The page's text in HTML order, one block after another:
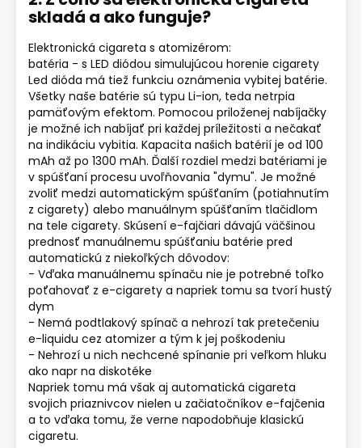
skladá a ako funguje?
Elektronická cigareta s atomizérom:
batéria - s LED diódou simulujúcou horenie cigarety
Led dióda má tiež funkciu oznámenia vybitej batérie.
Všetky naše batérie sú typu Li-ion, teda netrpia
pamäťovým efektom. Pomocou priloženej nabíjačky
je možné ich nabíjať pri každej príležitosti a nečakať
na indikáciu vybitia. Kapacita našich batérií je od 100
mAh až po 1300 mAh. Ďalší rozdiel medzi batériami je
v spúšťaní procesu uvoľňovania "dymu". Je možné
zvoliť medzi automatickým spúšťaním (potiahnutím
z cigarety) alebo manuálnym spúšťaním tlačidlom
na tele cigarety. Skúsení e-fajčiari dávajú väčšinou
prednosť manuálnemu spúšťaniu batérie pred
automatickú z niekoľkých dôvodov:
- Vďaka manuálnemu spínaču nie je potrebné toľko
poťahovať z e-cigarety a napriek tomu sa tvorí hustý
dym
- Nemá podtlakový spínač a nehrozí tak pretečeniu
e-liquidu cez atomizer a tým k jej poškodeniu
- Nehrozí u nich nechcené spínanie pri veľkom hluku
ako napr na diskotéke
Napriek tomu má však aj automatická cigareta
svojich priaznivcov nielen u začiatočníkov e-fajčenia
a to vďaka tomu, že verne napodobňuje klasickú
cigaretu.